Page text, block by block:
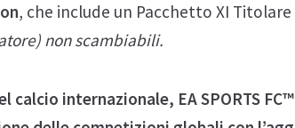
, che include un Pacchetto XI
non scambiabili.
calcio internazionale, EA SPORTS